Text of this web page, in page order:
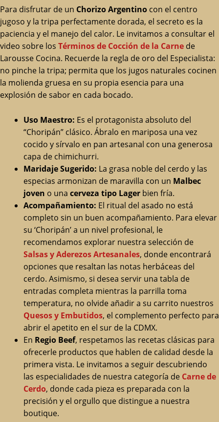
Para disfrutar de un Chorizo Argentino con el centro
jugoso y la tripa perfectamente dorada, el secreto es la
paciencia y el manejo del calor. Le invitamos a consultar el
video sobre los Términos de Cocción de la Carne de
Larousse Cocina. Recuerde la regla de oro del Especialista:
no pinche la tripa; permita que los jugos naturales cocinen
la molienda gruesa en su propia esencia para una
explosión de sabor en cada bocado.
Uso Maestro: Es el protagonista absoluto del
“Choripán” clásico. Ábralo en mariposa una vez
cocido y sírvalo en pan artesanal con una generosa
capa de chimichurri.
Maridaje Sugerido: La grasa noble del cerdo y las
especias armonizan de maravilla con un Malbec
joven o una cerveza tipo Lager bien fría.
Acompañamiento: El ritual del asado no está
completo sin un buen acompañamiento. Para elevar
su ‘Choripán’ a un nivel profesional, le
recomendamos explorar nuestra selección de
Salsas y Aderezos Artesanales, donde encontrará
opciones que resaltan las notas herbáceas del
cerdo. Asimismo, si desea servir una tabla de
entradas completa mientras la parrilla toma
temperatura, no olvide añadir a su carrito nuestros
Quesos y Embutidos, el complemento perfecto para
abrir el apetito en el sur de la CDMX.
En Regio Beef, respetamos las recetas clásicas para
ofrecerle productos que hablen de calidad desde la
primera vista. Le invitamos a seguir descubriendo
las especialidades de nuestra categoría de Carne de
Cerdo, donde cada pieza es preparada con la
precisión y el orgullo que distingue a nuestra
boutique.